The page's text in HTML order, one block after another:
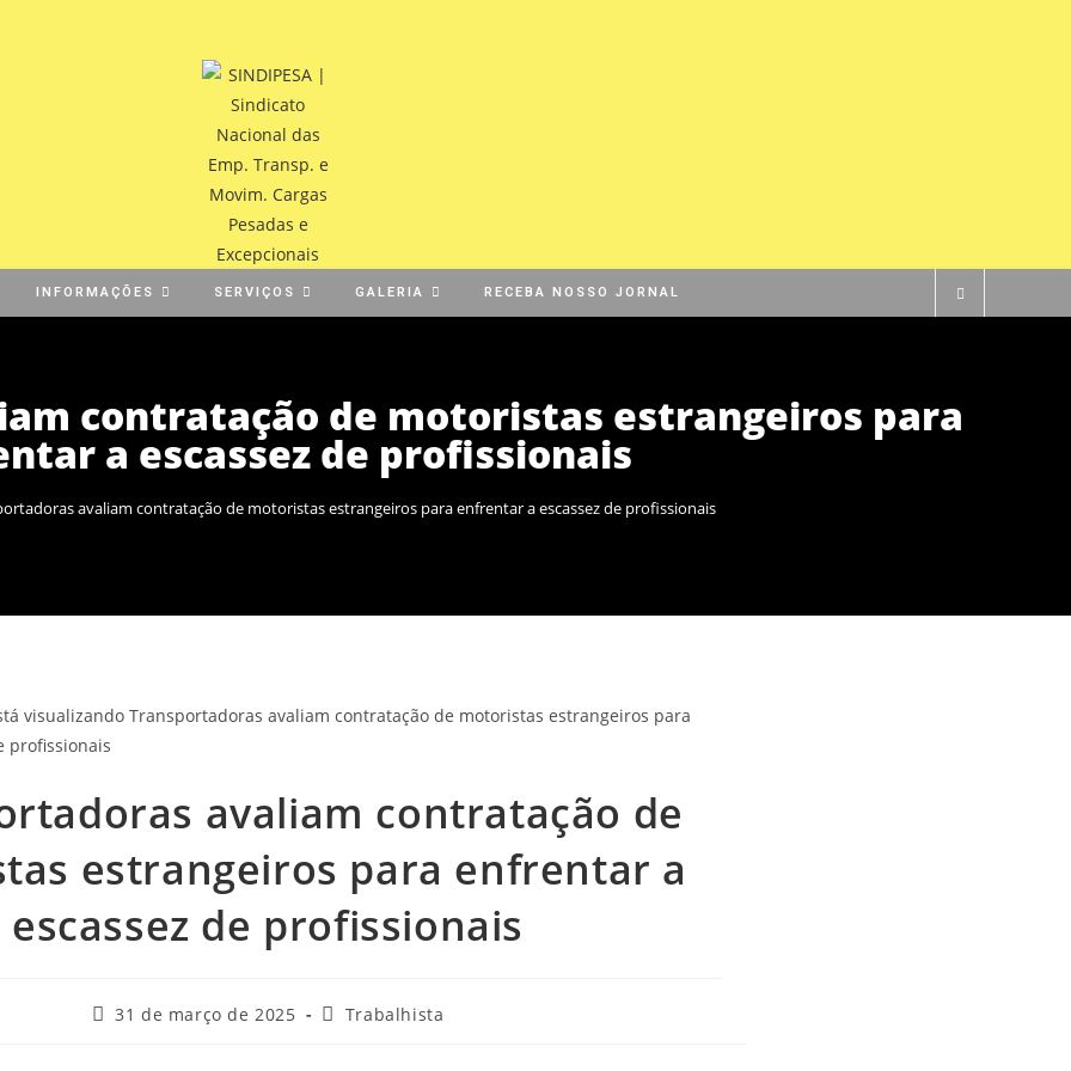
INFORMAÇÕES SERVIÇOS GALERIA RECEBA NOSSO JORNAL
contratação de motoristas estrangeiros para
a escassez de profissionais
avaliam contratação de motoristas estrangeiros para enfrentar a escassez de profissionais
avaliam contratação de
estrangeiros para enfrentar a
escassez de profissionais
31 de março de 2025 Trabalhista